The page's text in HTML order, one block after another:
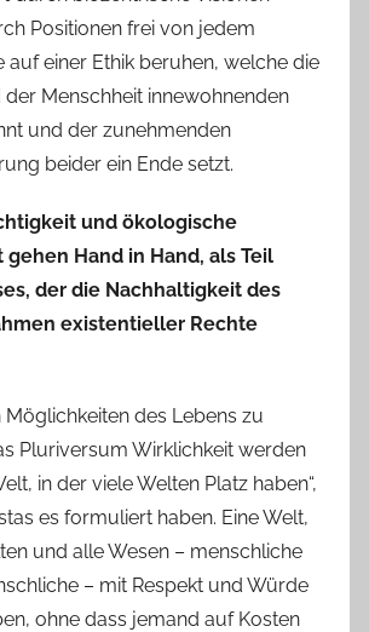
Positionen frei von jedem
auf einer Ethik beruhen, welche die
Menschheit innewohnenden
und der zunehmenden
beider ein Ende setzt.
und ökologische
Hand in Hand, als Teil
der die Nachhaltigkeit des
existentieller Rechte
Möglichkeiten des Lebens zu
Pluriversum Wirklichkeit werden
in der viele Welten Platz haben“,
es formuliert haben. Eine Welt,
und alle Wesen – menschliche
– mit Respekt und Würde
ohne dass jemand auf Kosten